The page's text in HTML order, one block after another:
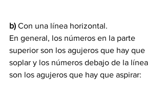
b) Con una línea horizontal.
En general, los números en la parte
superior son los agujeros que hay que
soplar y los números debajo de la línea
son los agujeros que hay que aspirar: